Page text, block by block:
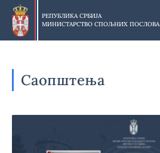
Прескочи
главни
део
РЕПУБЛИКА СРБИЈА
МИНИСТАРСТВО СПОЉНИХ ПОСЛОВА
Саопштења